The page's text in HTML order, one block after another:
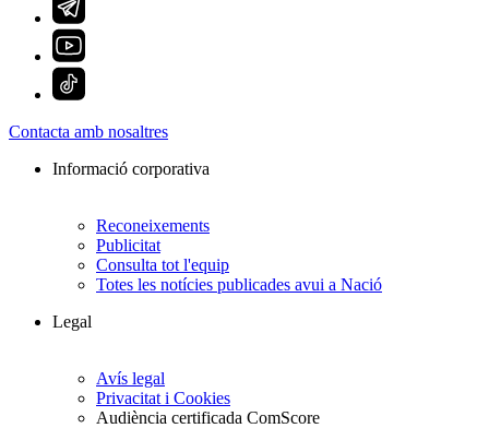
Contacta amb nosaltres
Informació corporativa
Reconeixements
Publicitat
Consulta tot l'equip
Totes les notícies publicades avui a Nació
Legal
Avís legal
Privacitat i Cookies
Audiència certificada ComScore